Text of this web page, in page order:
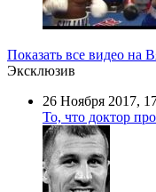
Показать все видео на
Эксклюзив
26 Ноября 2017,
То, что доктор